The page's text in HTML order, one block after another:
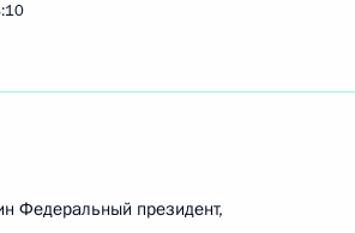
Федеральный президент,